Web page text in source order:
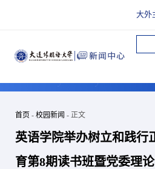
大外
首页 - 校园新闻 - 正文
英语学院举办树立和践行
育第8期读书班暨党委理